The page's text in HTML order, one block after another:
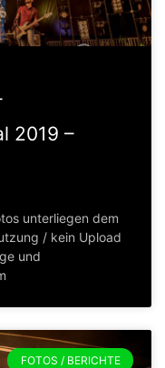
2019 –
unterliegen dem
/ kein Upload
und
FOTOS / BERICHTE